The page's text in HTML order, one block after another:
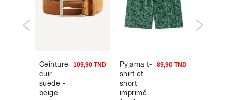
Ceinture
cuir
suède -
beige
109,90 TND
Pyjama t-
shirt et
short
imprimé
89,90 TND